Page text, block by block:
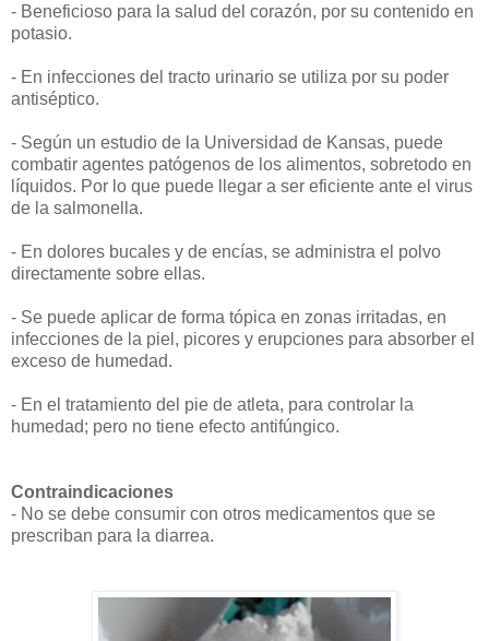
- Beneficioso para la salud del corazón, por su contenido en
potasio.
- En infecciones del tracto urinario se utiliza por su poder
antiséptico.
- Según un estudio de la Universidad de Kansas, puede
combatir agentes patógenos de los alimentos, sobretodo en
líquidos. Por lo que puede llegar a ser eficiente ante el virus
de la salmonella.
- En dolores bucales y de encías, se administra el polvo
directamente sobre ellas.
- Se puede aplicar de forma tópica en zonas irritadas, en
infecciones de la piel, picores y erupciones para absorber el
exceso de humedad.
- En el tratamiento del pie de atleta, para controlar la
humedad; pero no tiene efecto antifúngico.
Contraindicaciones
- No se debe consumir con otros medicamentos que se
prescriban para la diarrea.